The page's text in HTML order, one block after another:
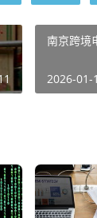
南京跨境
2026-01-